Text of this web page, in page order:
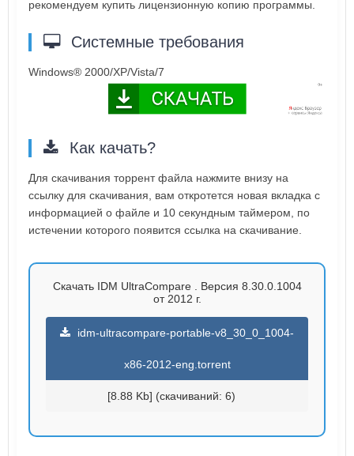
рекомендуем купить лицензионную копию программы.
Системные требования
Windows® 2000/XP/Vista/7
Как качать?
Для скачивания торрент файла нажмите внизу на
ссылку для скачивания, вам откротется новая вкладка с
информацией о файле и 10 секундным таймером, по
истечении которого появится ссылка на скачивание.
Скачать IDM UltraCompare . Версия 8.30.0.1004
от 2012 г.
idm-ultracompare-portable-v8_30_0_1004-
x86-2012-eng.torrent
[8.88 Kb] (cкачиваний: 6)